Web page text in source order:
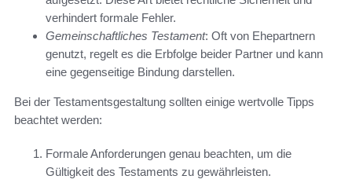
verhindert formale Fehler.
Gemeinschaftliches Testament: Oft von Ehepartnern
genutzt, regelt es die Erbfolge beider Partner und kann
eine gegenseitige Bindung darstellen.
Bei der Testamentsgestaltung sollten einige wertvolle Tipps
beachtet werden:
Formale Anforderungen genau beachten, um die
Gültigkeit des Testaments zu gewährleisten.